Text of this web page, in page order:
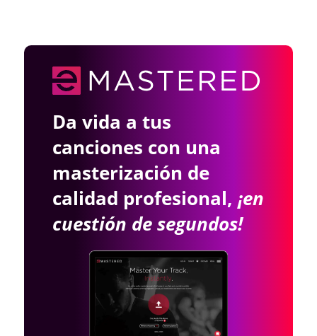
Da vida a tus
canciones con una
masterización de
calidad profesional, ¡en
cuestión de segundos!